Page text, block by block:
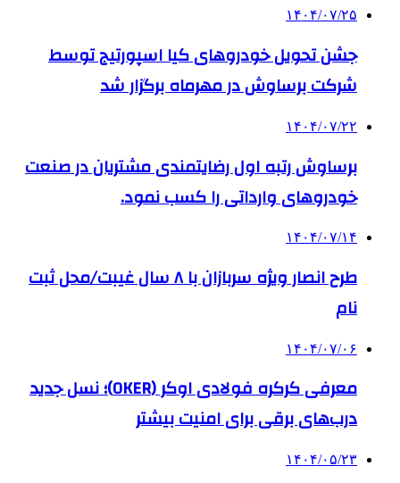
۱۴۰۴/۰۷/۲۵
جشن تحویل خودروهای کیا اسپورتیج توسط
شرکت برساوش در مهرماه برگزار شد
۱۴۰۴/۰۷/۲۲
برساوش رتبه اول رضایتمندی مشتریان در صنعت
خودروهای وارداتی را کسب نمود.
۱۴۰۴/۰۷/۱۴
طرح انصار ویژه سربازان با ۸ سال غیبت/محل ثبت
نام
۱۴۰۴/۰۷/۰۶
معرفی کرکره فولادی اوکر (OKER)؛ نسل جدید
درب‌های برقی برای امنیت بیشتر
۱۴۰۴/۰۵/۲۳